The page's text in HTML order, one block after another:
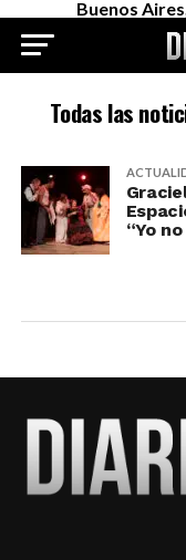
Buenos
Todas las
“Yo